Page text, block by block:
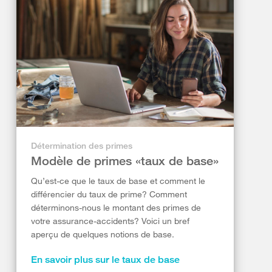
Détermination des primes
Modèle de primes «taux de base»
Qu’est-ce que le taux de base et comment le
différencier du taux de prime? Comment
déterminons-nous le montant des primes de
votre assurance-accidents? Voici un bref
aperçu de quelques notions de base.
En savoir plus sur le taux de base